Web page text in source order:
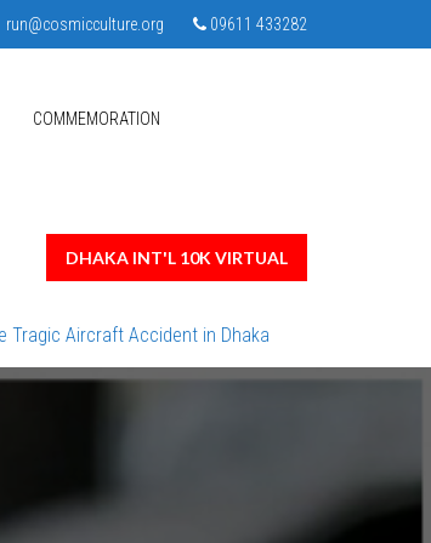
run@cosmicculture.org 09611 433282
COMMEMORATION
DHAKA INT'L 10K VIRTUAL
Accident in Dhaka